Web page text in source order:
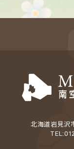
北海道岩見沢